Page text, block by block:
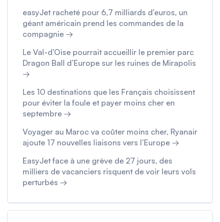
easyJet racheté pour 6,7 milliards d’euros, un
géant américain prend les commandes de la
compagnie →
Le Val-d’Oise pourrait accueillir le premier parc
Dragon Ball d’Europe sur les ruines de Mirapolis
→
Les 10 destinations que les Français choisissent
pour éviter la foule et payer moins cher en
septembre →
Voyager au Maroc va coûter moins cher, Ryanair
ajoute 17 nouvelles liaisons vers l’Europe →
EasyJet face à une grève de 27 jours, des
milliers de vacanciers risquent de voir leurs vols
perturbés →